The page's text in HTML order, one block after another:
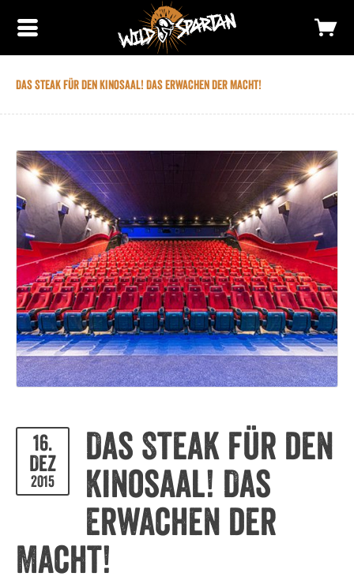
Das Steak für den Kinosaal! Das Erwachen der Macht!
16.
Dez
2015
Das Steak für den
Kinosaal! Das
Erwachen der
Macht!